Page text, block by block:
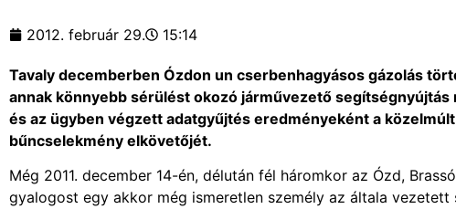
2012. február 29. 15:14
Tavaly decemberben Ózdon un cserbenhagyásos gázolás
annak könnyebb sérülést okozó járművezető
és az ügyben végzett adatgyűjtés eredményeként a
bűncselekmény elkövetőjét.
Még 2011. december 14-én, délután fél háromkor az Ózd,
gyalogost egy akkor még ismeretlen személy az általa